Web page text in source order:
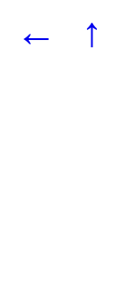
← ↑